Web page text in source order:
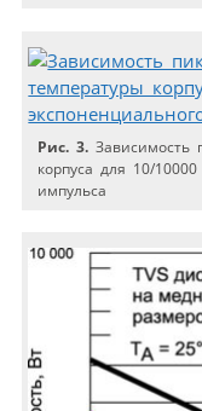
Риc. 3. Зависимость
корпуса для 10/
импульса